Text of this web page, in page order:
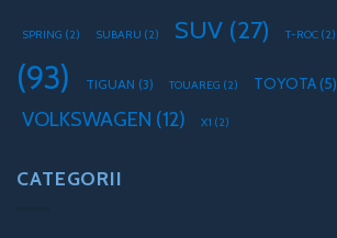
SPRING (2) SUBARU (2) SUV (27) T-ROC (2)
(93)
TIGUAN (3) TOUAREG (2) TOYOTA(5)
VOLKSWAGEN (12) X1 (2)
CATEGORII